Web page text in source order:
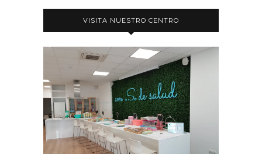
VISITA NUESTRO CENTRO